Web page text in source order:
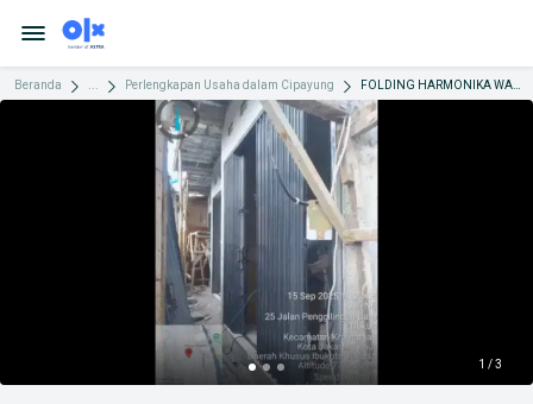
Beranda Perlengkapan Usaha dalam Cipayung
1 / 3